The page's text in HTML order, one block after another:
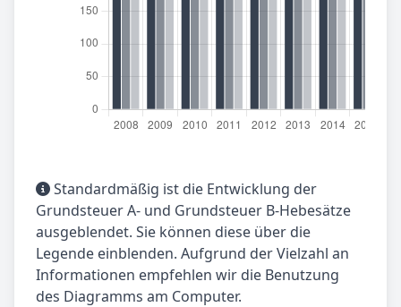
Standardmäßig ist die Entwicklung der
Grundsteuer A- und Grundsteuer B-Hebesätze
ausgeblendet. Sie können diese über die
Legende einblenden. Aufgrund der Vielzahl an
Informationen empfehlen wir die Benutzung
des Diagramms am Computer.